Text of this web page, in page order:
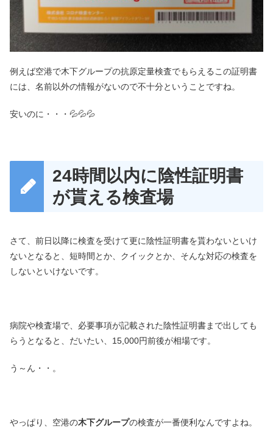
例えば空港で木下グループの抗原定量検査でもらえるこの証明書
には、名前以外の情報がないので不十分ということですね。
安いのに・・・💦💦💦
24時間以内に陰性証明書
が貰える検査場
さて、前日以降に検査を受けて更に陰性証明書を貰わないといけ
ないとなると、短時間とか、クイックとか、そんな対応の検査を
しないといけないです。
病院や検査場で、必要事項が記載された陰性証明書まで出しても
らうとなると、だいたい、15,000円前後が相場です。
う～ん・・。
やっぱり、空港の木下グループの検査が一番便利なんですよね。